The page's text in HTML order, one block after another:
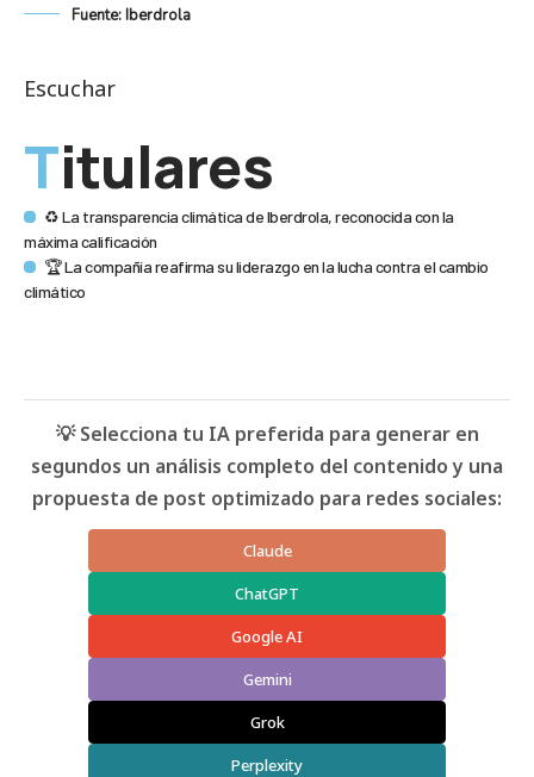
Fuente: Iberdrola
Escuchar
Titulares
♻️ La transparencia climática de Iberdrola, reconocida con la
máxima calificación
🏆 La compañía reafirma su liderazgo en la lucha contra el cambio
climático
💡 Selecciona tu IA preferida para generar en
segundos un análisis completo del contenido y una
propuesta de post optimizado para redes sociales:
Claude
ChatGPT
Google AI
Gemini
Grok
Perplexity